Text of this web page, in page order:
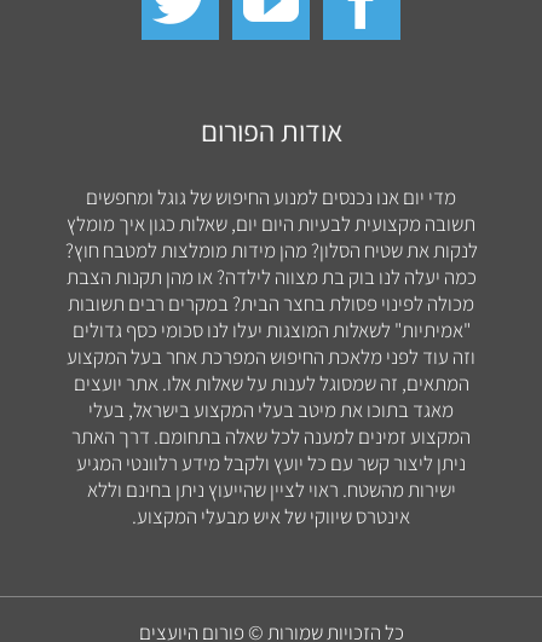
אודות הפורום
מדי יום אנו נכנסים למנוע החיפוש של גוגל ומחפשים
תשובה מקצועית לבעיות היום יום, שאלות כגון איך מומלץ
לנקות את שטיח הסלון? מהן מידות מומלצות למטבח חוץ?
כמה יעלה לנו בוק בת מצווה לילדה? או מהן תקנות הצבת
מכולה לפינוי פסולת בחצר הבית? במקרים רבים תשובות
"אמיתיות" לשאלות המוצגות יעלו לנו סכומי כסף גדולים
וזה עוד לפני מלאכת החיפוש המפרכת אחר בעל המקצוע
המתאים, זה שמסוגל לענות על שאלות אלו. אתר יועצים
מאגד בתוכו את מיטב בעלי המקצוע בישראל, בעלי
המקצוע זמינים למענה לכל שאלה בתחומם. דרך האתר
ניתן ליצור קשר עם כל יועץ ולקבל מידע רלוונטי המגיע
ישירות מהשטח. ראוי לציין שהייעוץ ניתן בחינם וללא
אינטרס שיווקי של איש מבעלי המקצוע.
כל הזכויות שמורות © פורום היועצים